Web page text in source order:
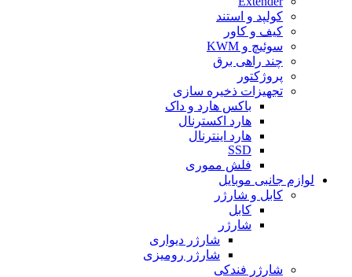
کولپد و استند
کیف و کاور
سوئیچ و KWM
چند راهی برق
پروژکتور
تجهیزات ذخیره سازی
باکس هارد و داک
هارد اکسترنال
هارد اینترنال
SSD
فلش مموری
لوازم جانبی موبایل
کابل و شارژر
کابل
شارژر
شارژر دیواری
شارژر رومیزی
شارژر فندکی